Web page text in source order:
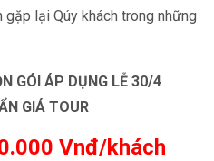
gặp lại Qúy khách trong những
GÓI ÁP DỤNG LỄ 30/4
GIÁ TOUR
Vnđ/khách